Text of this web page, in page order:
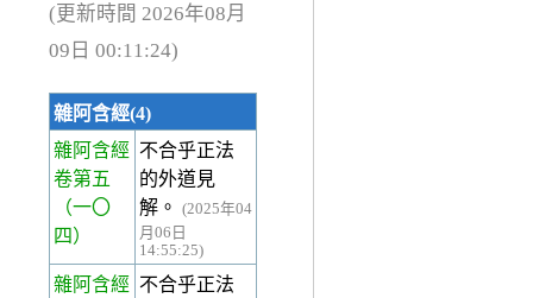
(更新時間 2026年08月
09日 00:11:24)
雜阿含經(4)
雜阿含經
卷第五
（一〇
四）
不合乎正法
的外道見
解。
(2025年04
月06日
14:55:25)
雜阿含經 不合乎正法